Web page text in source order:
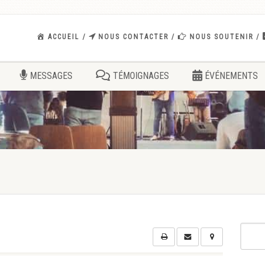
ACCUEIL NOUS CONTACTER NOUS SOUTENIR
MESSAGES TÉMOIGNAGES ÉVÉNEMENTS